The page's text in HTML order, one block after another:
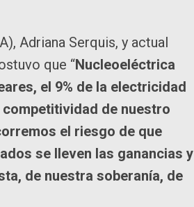
Adriana Serquis, y actual
que “Nucleoeléctrica
el 9% de la electricidad
de nuestro
el riesgo de que
se lleven las ganancias y
de nuestra soberanía, de